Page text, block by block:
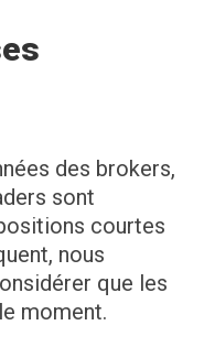
des brokers,
sont
courtes
nous
que les
moment.